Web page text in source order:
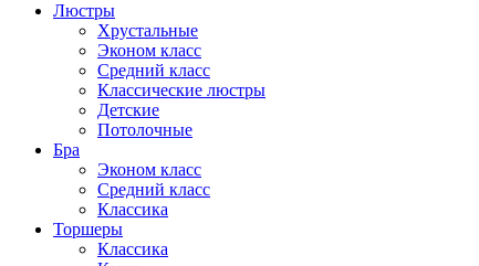
Люстры
Хрустальные
Эконом класс
Средний класс
Классические люстры
Детские
Потолочные
Бра
Эконом класс
Средний класс
Классика
Торшеры
Классика